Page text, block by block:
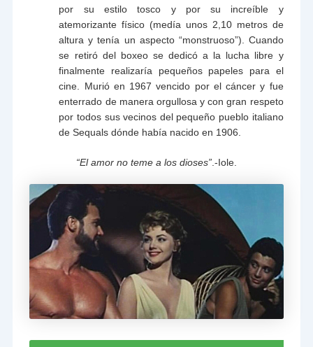
por su estilo tosco y por su increíble y
atemorizante físico (medía unos 2,10 metros de
altura y tenía un aspecto “monstruoso”). Cuando
se retiró del boxeo se dedicó a la lucha libre y
finalmente realizaría pequeños papeles para el
cine. Murió en 1967 vencido por el cáncer y fue
enterrado de manera orgullosa y con gran respeto
por todos sus vecinos del pequeño pueblo italiano
de Sequals dónde había nacido en 1906.
“El amor no teme a los dioses” .-Iole.